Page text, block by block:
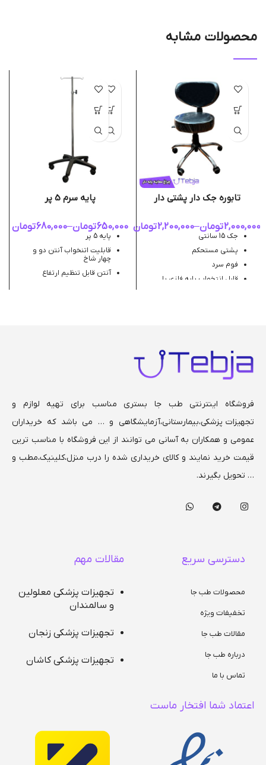
محصولات مشابه
تابوره جک دار پشتی دار
2,000,000تومان–
2,200,000تومان
جک 15 سانتی
پشتی مستحکم
فوم سرد
قابل انتخواب پایه فلزی یا
پایه سرم 5 پر
650,000تومان–
680,000تومان
پایه 5 پر
قابلیت اتنخواب آنتن دو و
چهار شاخ
آنتن قابل تنظیم ارتفاع
فروشگاه اینترنتی طب جا بستری مناسب برای تهیه لوازم و
تجهیزات پزشکی،بیمارستانی،آزمایشگاهی و … می باشد که خریداران
عمومی و همکاران به آسانی می توانند از این فروشگاه با مناسب ترین
قیمت خرید نمایند و کالای خریداری شده را درب منزل،کلینیک،مطب و
… تحویل بگیرند.
دسترسی سریع
محصولات طب جا
تخفیفات ویژه
مقالات طب جا
درباره طب جا
تماس با ما
مقالات مهم
تجهیزات پزشکی معلولین
و سالمندان
تجهیزات پزشکی زنجان
تجهیزات پزشکی کاشان
اعتماد شما افتخار ماست